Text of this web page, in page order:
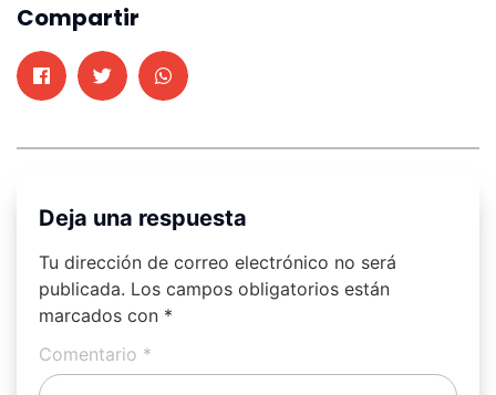
Compartir
Deja una respuesta
Tu dirección de correo electrónico no será
publicada. Los campos obligatorios están
marcados con *
Comentario *